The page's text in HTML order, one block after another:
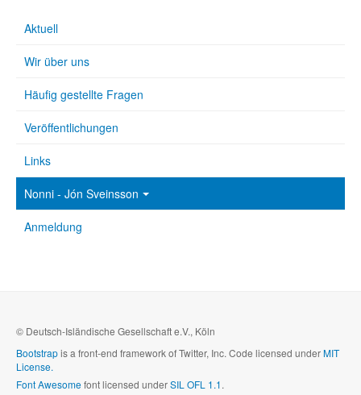
Aktuell
Wir über uns
Häufig gestellte Fragen
Veröffentlichungen
Links
Nonni - Jón Sveinsson
Anmeldung
© Deutsch-Isländische Gesellschaft e.V., Köln
Bootstrapis a front-end framework of Twitter, Inc. Code licensed underMIT
License.
Font Awesomefont licensed underSIL OFL 1.1.